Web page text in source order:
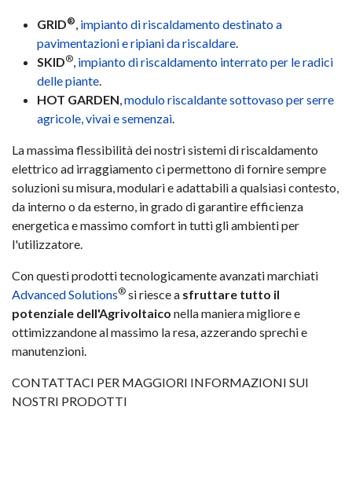
GRID®, impianto di riscaldamento destinato a
pavimentazioni e ripiani da riscaldare.
SKID®, impianto di riscaldamento interrato per le radici
delle piante.
HOT GARDEN,modulo riscaldante sottovaso per serre
agricole, vivai e semenzai.
La massima flessibilità dei nostri sistemi di riscaldamento
elettrico ad irraggiamento ci permettono di fornire sempre
soluzioni su misura, modulari e adattabili a qualsiasi contesto,
da interno o da esterno, in grado di garantire efficienza
energetica e massimo comfort in tutti gli ambienti per
l'utilizzatore.
Con questi prodotti tecnologicamente avanzati marchiati
Advanced Solutions® si riesce a sfruttare tutto il
potenziale dell'Agrivoltaico nella maniera migliore e
ottimizzandone al massimo la resa, azzerando sprechi e
manutenzioni.
CONTATTACI PER MAGGIORI INFORMAZIONI SUI
NOSTRI PRODOTTI